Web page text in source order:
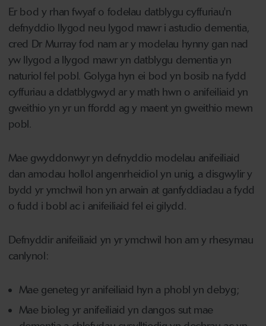
Er bod y rhan fwyaf o fodelau datblygu cyffuriau'n
defnyddio llygod neu lygod mawr i astudio dementia,
cred Dr Murray fod nam ar y modelau hynny gan nad
yw llygod a llygod mawr yn datblygu dementia yn
naturiol fel pobl. Golyga hyn ei bod yn bosib na fydd
cyffuriau a ddatblygwyd ar y math hwn o anifeiliaid yn
gweithio yn yr un ffordd ag y maent yn gweithio mewn
pobl.
Mae gwyddonwyr yn defnyddio modelau anifeiliaid
dan amodau hollol angenrheidiol yn unig, a disgwylir y
bydd yr ymchwil hon yn arwain at ganfyddiadau a fydd
o fudd i bobl ac i anifeiliaid fel ei gilydd.
Defnyddir anifeiliaid yn yr ymchwil hon am y rhesymau
canlynol:
Mae geneteg yr anifeiliaid hyn a phobl yn debyg;
Mae bioleg yr anifeiliaid yn dangos sut mae